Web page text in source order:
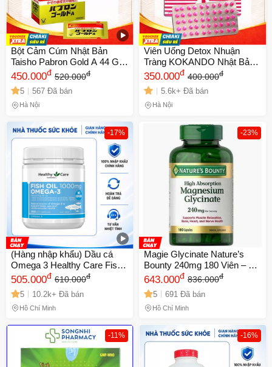
Bột Cảm Cúm Nhật Bản
Taisho Pabron Gold A 44 Gói
- Hỗ Trợ Giảm Nghẹt Mũi,
Đau Đầu và Khó Chịu, Dạng
Bột Uống Tiện Dụng
450.000đ 520.000đ
5 567 Đã bán
Hà Nội
Viên Uống Detox Nhuận
Tràng KOKANDO Nhật Bản -
Hỗ Trợ Tiêu Hóa, Giảm Đầy
Hơi - 400 Viên Cho Sức
Khỏe Đường Ruột
350.000đ 400.000đ
5.6k+ Đã bán
Hà Nội
-17%
(Hàng nhập khẩu) Dầu cá
Omega 3 Healthy Care Fish
Oil 1000mg của Úc
505.000đ 610.000đ
5 10.2k+ Đã bán
Hồ Chí Minh
-23%
Magie Glycinate Nature’s
Bounty 240mg 180 Viên – hỗ
trợ thư giãn
643.000đ 836.000đ
5 691 Đã bán
Hồ Chí Minh
-11% -16%